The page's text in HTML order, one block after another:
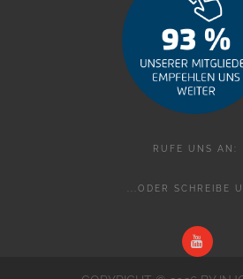
RUFE UNS AN:
...ODER SCHREIBE